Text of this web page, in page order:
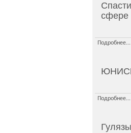
сфере
Подробнее...
Подробнее...